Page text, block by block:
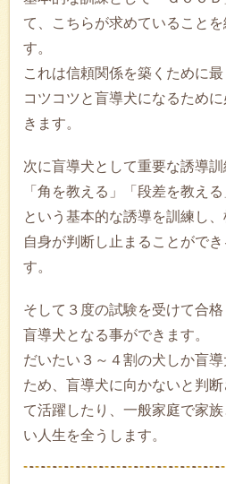
て、こちらが求めていること
す。
これは信頼関係を築くために
コツコツと盲導犬になるため
きます。
次に盲導犬として重要な誘導訓
「角を教える」「段差を教え
という基本的な誘導を訓練し
自身が判断し止まることがで
す。
そして３度の試験を受けて合
盲導犬となる事ができます。
だいたい３～４割の犬しか盲
ため、盲導犬に向かないと判
て活躍したり、一般家庭で家
い人生を全うします。